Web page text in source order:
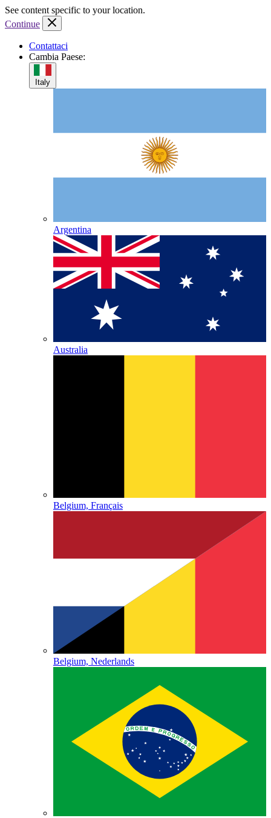
Skip
to
header
Skip
to
content
Skip
to
footer
See content specific to your location.
Continue
Contattaci
Cambia Paese:
Italy
Argentina
Australia
Belgium, Français
Belgium, Nederlands